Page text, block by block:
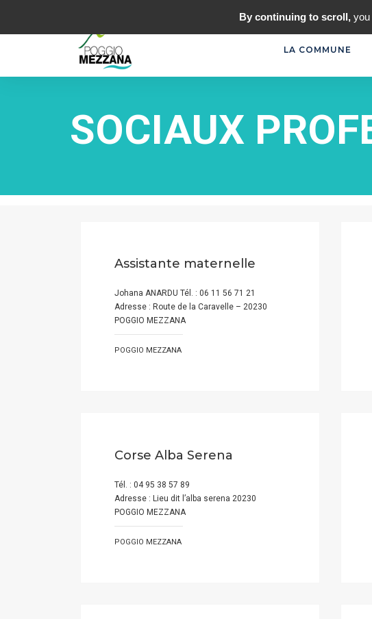
MAIRIE.POGGIOMEZZANA@ORANGE.FR
LA COMMUNE
SOCIAUX
Assistante maternelle
Johana ANARDU Tél. : 06 11 56 71 21
Adresse : Route de la Caravelle – 20230
POGGIO MEZZANA
POGGIO MEZZANA
Corse Alba Serena
Tél. : 04 95 38 57 89
Adresse : Lieu dit l’alba serena 20230
POGGIO MEZZANA
POGGIO MEZZANA
By continuing to scroll, you